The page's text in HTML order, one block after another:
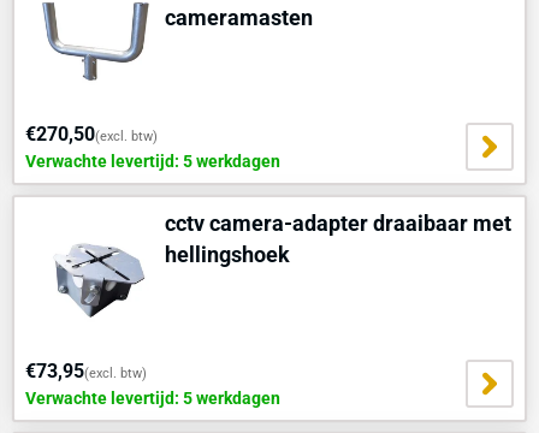
cameramasten
€270,50(excl. btw)
Verwachte levertijd: 5 werkdagen
cctv camera-adapter draaibaar met
hellingshoek
€73,95(excl. btw)
Verwachte levertijd: 5 werkdagen